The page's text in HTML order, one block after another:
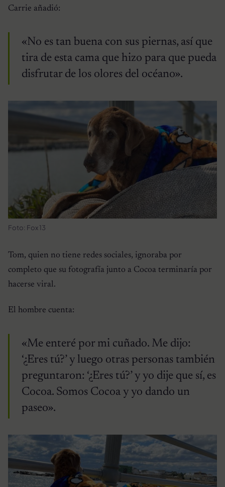
Carrie añadió:
«No es tan buena con sus piernas, así que
tira de esta cama que hizo para que pueda
disfrutar de los olores del océano».
Foto: Fox 13
Tom, quien no tiene redes sociales, ignoraba por
completo que su fotografía junto a Cocoa terminaría por
hacerse viral.
El hombre cuenta:
«Me enteré por mi cuñado. Me dijo:
‘¿Eres tú?’ y luego otras personas también
preguntaron: ‘¿Eres tú?’ y yo dije que sí, es
Cocoa. Somos Cocoa y yo dando un
paseo».